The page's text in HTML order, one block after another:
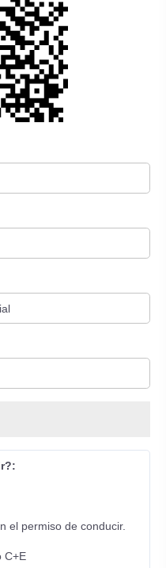
el permiso de conducir.
C+E